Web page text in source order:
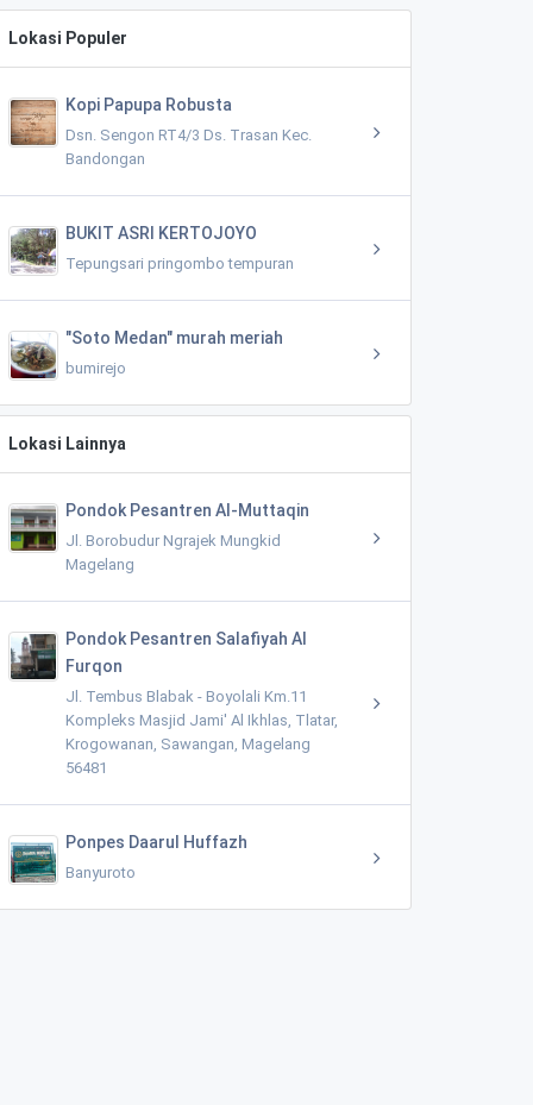
Lokasi Populer
Kopi Papupa Robusta
Dsn. Sengon RT4/3 Ds. Trasan Kec.
Bandongan
BUKIT ASRI KERTOJOYO
Tepungsari pringombo tempuran
"Soto Medan" murah meriah
bumirejo
Lokasi Lainnya
Pondok Pesantren Al-Muttaqin
Jl. Borobudur Ngrajek Mungkid
Magelang
Pondok Pesantren Salafiyah Al
Furqon
Jl. Tembus Blabak - Boyolali Km.11
Kompleks Masjid Jami' Al Ikhlas, Tlatar,
Krogowanan, Sawangan, Magelang
56481
Ponpes Daarul Huffazh
Banyuroto